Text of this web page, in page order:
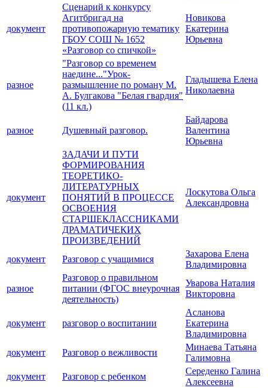
документ
Сценарий к конкурсу
Агитбригад на
противопожарную тематику
ГБОУ СОШ № 1652
«Разговор со спичкой»
Новикова
Екатерина
Юрьевна
разное
"Разговор со временем
наедине..."Урок-
размышление по роману М.
А. Булгакова "Белая гвардия"
(11 кл.)
Гладышева Елена
Николаевна
разное Душевный разговор.
Байдарова
Валентина
Юрьевна
документ
ЗАДАЧИ И ПУТИ
ФОРМИРОВАНИЯ
ТЕОРЕТИКО-
ЛИТЕРАТУРНЫХ
ПОНЯТИЙ В ПРОЦЕССЕ
ОСВОЕНИЯ
СТАРШЕКЛАССНИКАМИ
ДРАМАТИЧЕКИХ
ПРОИЗВЕДЕНИЙ
Лоскутова Ольга
Александровна
документ Разговор с учащимися
Захарова Елена
Владимировна
разное
Разговор о правильном
питании (ФГОС внеурочная
деятельность)
Уварова Наталия
Викторовна
документ разговор о воспитании
Асланова
Екатерина
Владимировна
документ
Разговор о вежливости
Минаева Татьяна
Галимовна
документ
Разговор с ребенком
Середенко Галина
Алексеевна